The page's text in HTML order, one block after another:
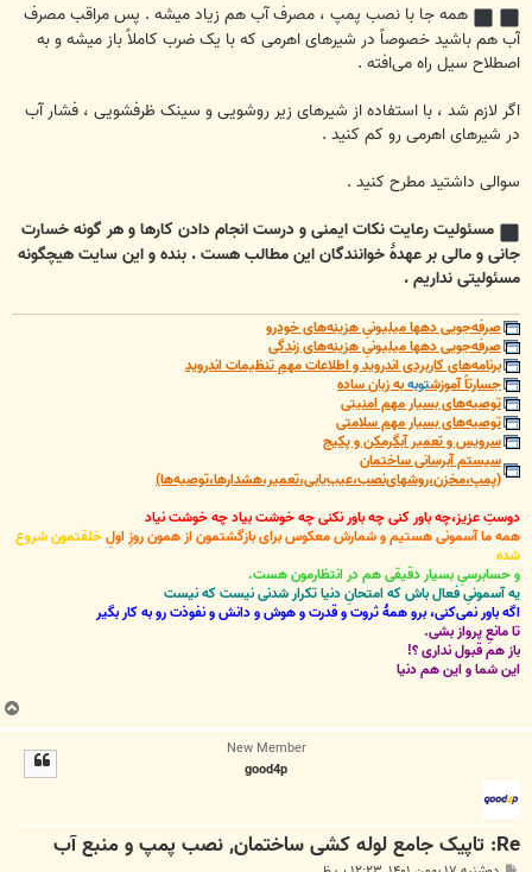
همه جا با نصب پمپ ، مصرف آب هم زیاد میشه . پس مراقب مصرف
آب هم باشید خصوصاً در شیرهای اهرمی که با یک ضرب کاملاً باز میشه و به
اصطلاح سیل راه می‌افته .
اگر لازم شد ، با استفاده از شیرهای زیر روشویی و سینک ظرفشویی ، فشار آب
در شیرهای اهرمی رو کم کنید .
سوالی داشتید مطرح کنید .
مسئولیت رعایت نکات ایمنی و درست انجام دادن کارها و هر گونه خسارت
جانی و مالی بر عهدۀ خوانندگان این مطالب هست . بنده و این سایت هیچگونه
مسئولیتی نداریم .
صرفه‌جویی دهها میلیونیِ هزینه‌های خودرو
صرفه‌جویی دهها میلیونیِ هزینه‌های زندگی
برنامه‌های کاربردی اندروید و اطلاعات مهمِ تنظیمات اندروید
جسارتاً آموزشتوبهبه زبان ساده
توصیه‌های بسیار مهم امنیتی
توصیه‌های بسیار مهم سلامتی
سرویس و تعمیر آبگرمکن و پکیج
سیستم آبرسانی ساختمان
(پمپ،مخزن،روشهای‌نصب،عیب‌یابی،تعمیر،هشدارها،توصیه‌ها)
دوستِ عزیز،چه باور کنی چه باور نکنی چه خوشت بیاد چه خوشت نیاد
همه ما آسمونی هستیم و شمارش معکوس برای بازگشتمون از همون روزِ اولِخلقتمون شروع
شده
و حسابرسیِ بسیار دقیقی هم در انتظارمون هست.
یه آسمونیِ فعال باش که امتحانِ دنیا تکرار شدنی نیست که نیست
اگه باور نمی‌کنی، برو همۀ ثروت و قدرت و هوش و دانش و نفوذت رو به کار بگیر
تا مانعِ پرواز بشی.
باز هم قبول نداری ؟!
این شما و این هم دنیا
ب
ا
New Member
good4p
Re: تاپیک جامع لوله کشی ساختمان, نصب پمپ و منبع آب